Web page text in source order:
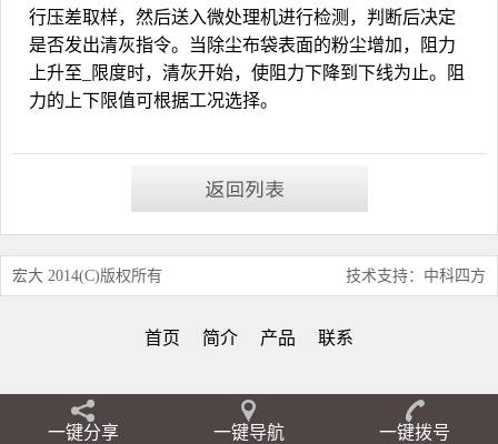
行压差取样，然后送入微处理机进行检测，判断后决定
是否发出清灰指令。当 除尘布袋表面的粉尘增加，阻力
上升至_限度时，清灰开始，使阻力下降到下线为止。阻
力的上下限值可根据工况选择。
宏大 2014(C)版权所有 技术支持：中科四方
首页 简介 产品 联系
一键分享 一键导航 一键拨号